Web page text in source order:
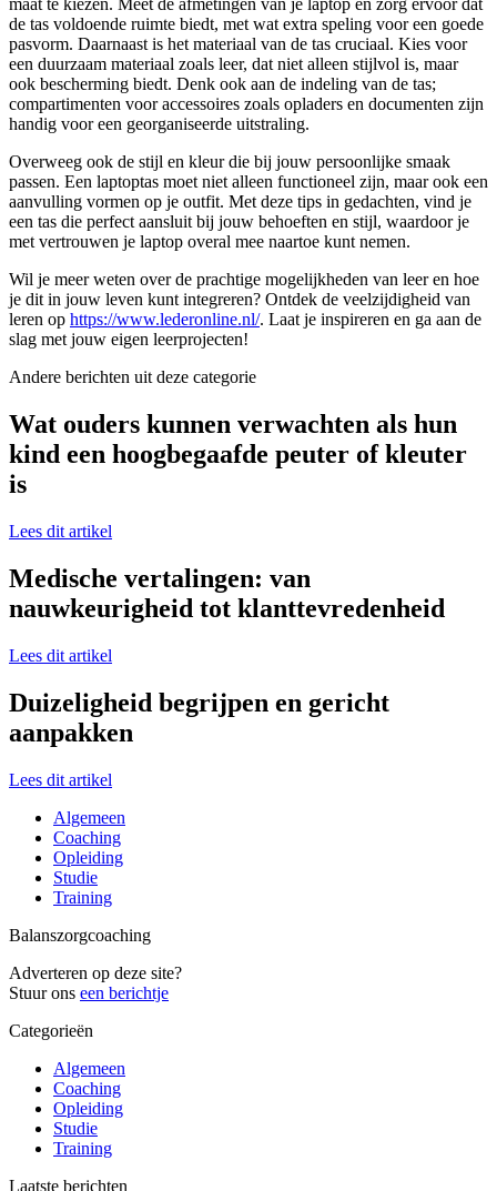
maat te kiezen. Meet de afmetingen van je laptop en zorg ervoor dat
de tas voldoende ruimte biedt, met wat extra speling voor een goede
pasvorm. Daarnaast is het materiaal van de tas cruciaal. Kies voor
een duurzaam materiaal zoals leer, dat niet alleen stijlvol is, maar
ook bescherming biedt. Denk ook aan de indeling van de tas;
compartimenten voor accessoires zoals opladers en documenten zijn
handig voor een georganiseerde uitstraling.
Overweeg ook de stijl en kleur die bij jouw persoonlijke smaak
passen. Een laptoptas moet niet alleen functioneel zijn, maar ook een
aanvulling vormen op je outfit. Met deze tips in gedachten, vind je
een tas die perfect aansluit bij jouw behoeften en stijl, waardoor je
met vertrouwen je laptop overal mee naartoe kunt nemen.
Wil je meer weten over de prachtige mogelijkheden van leer en hoe
je dit in jouw leven kunt integreren? Ontdek de veelzijdigheid van
leren op https://www.lederonline.nl/. Laat je inspireren en ga aan de
slag met jouw eigen leerprojecten!
Andere berichten uit deze categorie
Wat ouders kunnen verwachten als hun
kind een hoogbegaafde peuter of kleuter
is
Lees dit artikel
Medische vertalingen: van
nauwkeurigheid tot klanttevredenheid
Lees dit artikel
Duizeligheid begrijpen en gericht
aanpakken
Lees dit artikel
Algemeen
Coaching
Opleiding
Studie
Training
Balanszorgcoaching
Adverteren op deze site?
Stuur ons een berichtje
Categorieën
Algemeen
Coaching
Opleiding
Studie
Training
Laatste berichten